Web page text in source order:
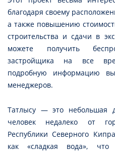
благодаря своему
а также повышению
строительства и сдачи в
можете получить
застройщика на все
подробную информацию
менеджеров.
Татлысу — это небольшая
человек недалеко от
Республики Северного
как «сладкая вода», что